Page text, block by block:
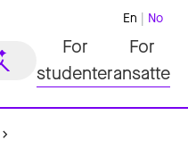
En No
For
studenter
For
ansatte